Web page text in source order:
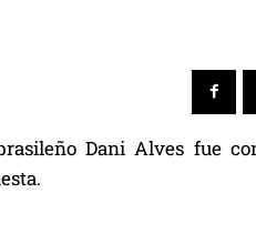
Dani Alves fue